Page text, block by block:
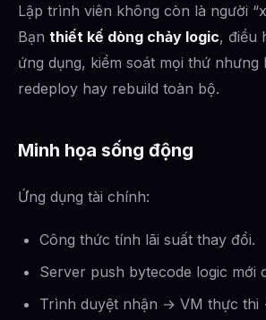
Lập trình viên không còn là người
Bạn thiết kế dòng chảy logic, điều
ứng dụng, kiểm soát mọi thứ nhưng
redeploy hay rebuild toàn bộ.
Minh họa sống động
Ứng dụng tài chính:
Công thức tính lãi suất thay đổi.
Server push bytecode logic mới
Trình duyệt nhận → VM thực thi